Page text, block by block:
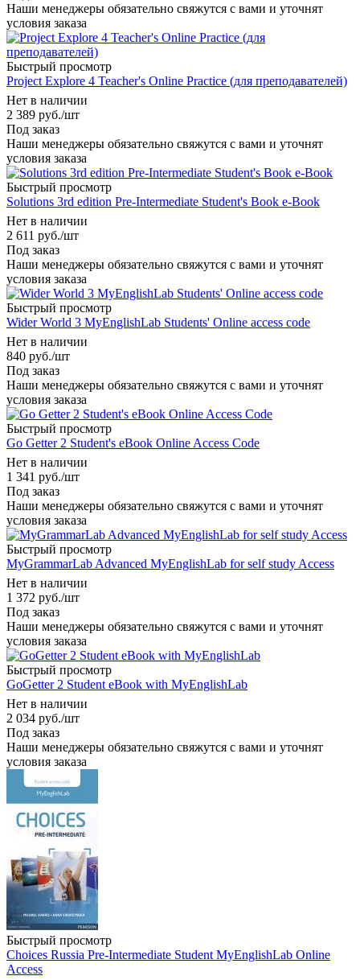
Наши менеджеры обязательно свяжутся с вами и уточнят
условия заказа
Быстрый просмотр
Project Explore 4 Teacher's Online Practice (для преподавателей)
Нет в наличии
2 389 руб./шт
Под заказ
Наши менеджеры обязательно свяжутся с вами и уточнят
условия заказа
Быстрый просмотр
Solutions 3rd edition Pre-Intermediate Student's Book e-Book
Нет в наличии
2 611 руб./шт
Под заказ
Наши менеджеры обязательно свяжутся с вами и уточнят
условия заказа
Быстрый просмотр
Wider World 3 MyEnglishLab Students' Online access code
Нет в наличии
840 руб./шт
Под заказ
Наши менеджеры обязательно свяжутся с вами и уточнят
условия заказа
Быстрый просмотр
Go Getter 2 Student's eBook Online Access Code
Нет в наличии
1 341 руб./шт
Под заказ
Наши менеджеры обязательно свяжутся с вами и уточнят
условия заказа
Быстрый просмотр
MyGrammarLab Advanced MyEnglishLab for self study Access
Нет в наличии
1 372 руб./шт
Под заказ
Наши менеджеры обязательно свяжутся с вами и уточнят
условия заказа
Быстрый просмотр
GoGetter 2 Student eBook with MyEnglishLab
Нет в наличии
2 034 руб./шт
Под заказ
Наши менеджеры обязательно свяжутся с вами и уточнят
условия заказа
Быстрый просмотр
Choices Russia Pre-Intermediate Student MyEnglishLab Online
Access